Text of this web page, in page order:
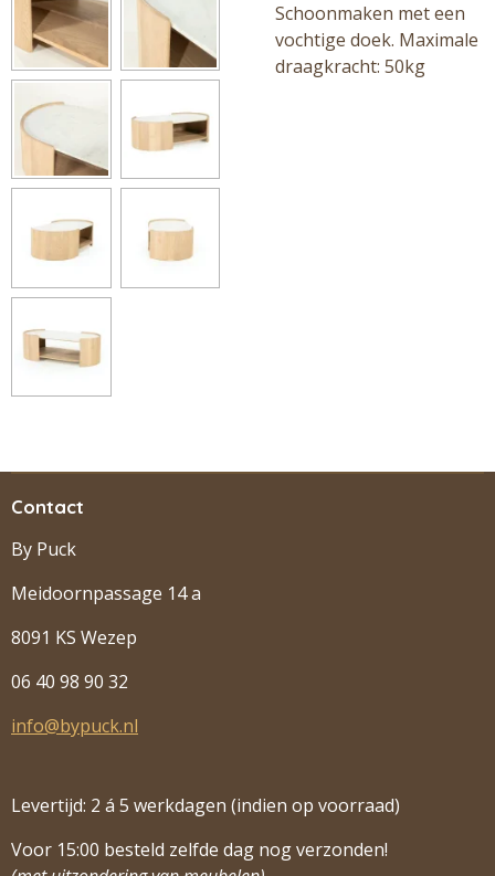
Schoonmaken met een
vochtige doek. Maximale
draagkracht: 50kg
Contact
By Puck
Meidoornpassage 14 a
8091 KS Wezep
06 40 98 90 32
info@bypuck.nl
Levertijd: 2 á 5 werkdagen (indien op voorraad)
Voor 15:00 besteld zelfde dag nog verzonden!